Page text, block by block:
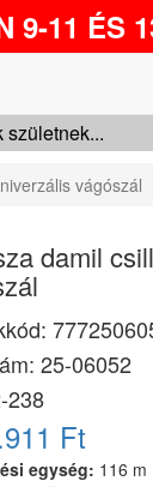
11 ÉS
születnek...
vágószál
damil
25-06052
238
Ft
egység: 116 m